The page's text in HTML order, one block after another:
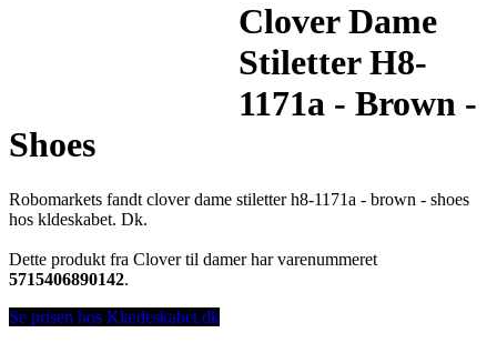
Clover Dame
Stiletter H8-
1171a - Brown -
Shoes
Robomarkets fandt clover dame stiletter h8-1171a - brown - shoes
hos kldeskabet. Dk.
Dette produkt fra Clover til damer har varenummeret
5715406890142.
Se prisen hos Klædeskabet.dk